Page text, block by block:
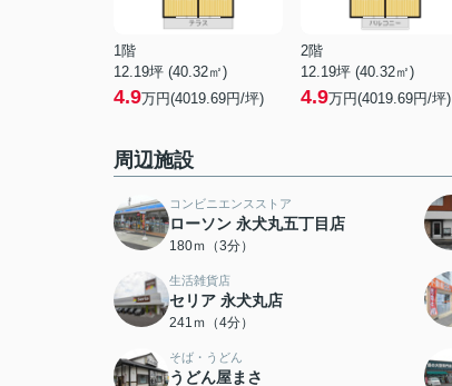
1階
12.19坪 (40.32㎡)
4.9万円(4019.69円/坪)
2階
12.19坪 (40.32㎡)
4.9万円(4019.69円/坪)
周辺施設
コンビニエンスストア
ローソン 永犬丸五丁目店
180ｍ（3分）
生活雑貨店
セリア 永犬丸店
241ｍ（4分）
そば・うどん
うどん屋まさ